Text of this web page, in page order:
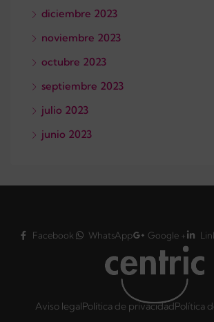
diciembre 2023
noviembre 2023
octubre 2023
septiembre 2023
julio 2023
junio 2023
Facebook WhatsApp Google +
Aviso legalPolítica de privacidadPolítica